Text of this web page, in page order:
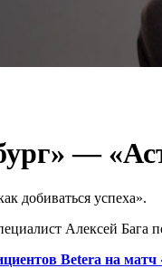
—
добиваться успеха».
Алексей
Betera на